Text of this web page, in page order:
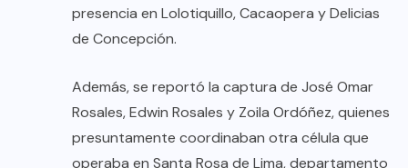
presencia en Lolotiquillo, Cacaopera y Delicias
de Concepción.
Además, se reportó la captura de José Omar
Rosales, Edwin Rosales y Zoila Ordóñez, quienes
presuntamente coordinaban otra célula que
operaba en Santa Rosa de Lima, departamento